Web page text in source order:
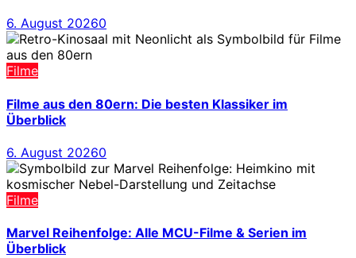
6. August 20260
Filme
Filme aus den 80ern: Die besten Klassiker im
Überblick
6. August 20260
Filme
Marvel Reihenfolge: Alle MCU-Filme & Serien im
Überblick